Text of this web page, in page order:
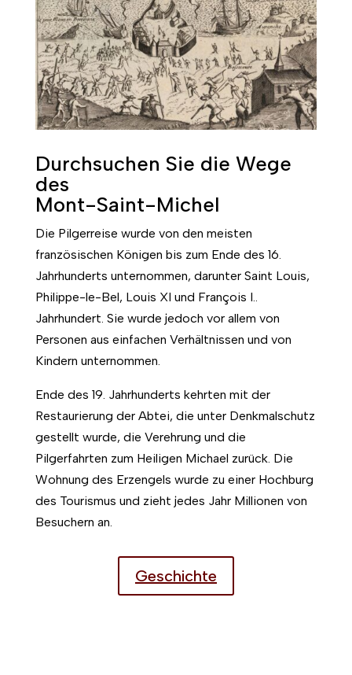
Durchsuchen Sie die Wege
des
Mont-Saint-Michel
Die Pilgerreise wurde von den meisten
französischen Königen bis zum Ende des 16.
Jahrhunderts unternommen, darunter Saint Louis,
Philippe-le-Bel, Louis XI und François I..
Jahrhundert. Sie wurde jedoch vor allem von
Personen aus einfachen Verhältnissen und von
Kindern unternommen.
Ende des 19. Jahrhunderts kehrten mit der
Restaurierung der Abtei, die unter Denkmalschutz
gestellt wurde, die Verehrung und die
Pilgerfahrten zum Heiligen Michael zurück. Die
Wohnung des Erzengels wurde zu einer Hochburg
des Tourismus und zieht jedes Jahr Millionen von
Besuchern an.
Geschichte